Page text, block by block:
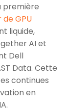
première
GPU
liquide,
AI et
Dell
Data. Cette
continues
en